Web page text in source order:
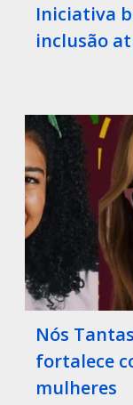
Iniciativa
inclusão
Nós
fortalece
mulheres